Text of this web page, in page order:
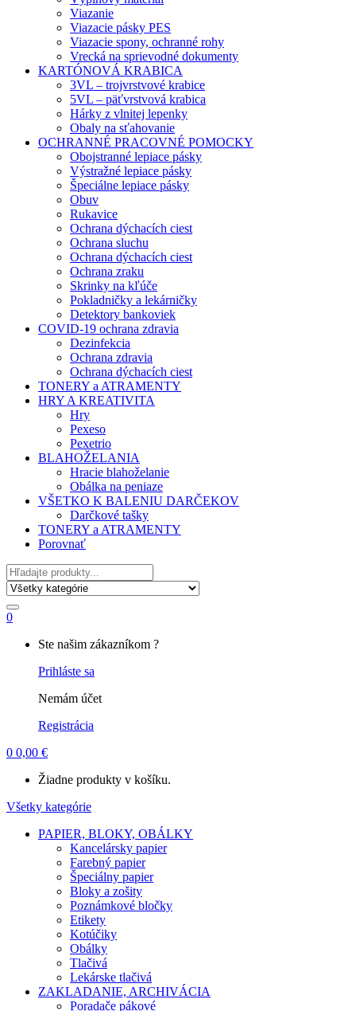
Viazanie
Viazacie pásky PES
Viazacie spony, ochranné rohy
Vrecká na sprievodné dokumenty
KARTÓNOVÁ KRABICA
3VL – trojvrstvové krabice
5VL – päťvrstvová krabica
Hárky z vlnitej lepenky
Obaly na sťahovanie
OCHRANNÉ PRACOVNÉ POMOCKY
Obojstranné lepiace pásky
Výstražné lepiace pásky
Špeciálne lepiace pásky
Obuv
Rukavice
Ochrana dýchacích ciest
Ochrana sluchu
Ochrana dýchacích ciest
Ochrana zraku
Skrinky na kľúče
Pokladničky a lekárničky
Detektory bankoviek
COVID-19 ochrana zdravia
Dezinfekcia
Ochrana zdravia
Ochrana dýchacích ciest
TONERY a ATRAMENTY
HRY A KREATIVITA
Hry
Pexeso
Pexetrio
BLAHOŽELANIA
Hracie blahoželanie
Obálka na peniaze
VŠETKO K BALENIU DARČEKOV
Darčkové tašky
TONERY a ATRAMENTY
Porovnať
Hľadať
0
Ste našim zákazníkom ?
Prihláste sa
Nemám účet
Registrácia
0 0,00 €
Žiadne produkty v košíku.
Všetky kategórie
PAPIER, BLOKY, OBÁLKY
Kancelársky papier
Farebný papier
Špeciálny papier
Bloky a zošity
Poznámkové bločky
Etikety
Kotúčiky
Obálky
Tlačivá
Lekárske tlačivá
ZAKLADANIE, ARCHIVÁCIA
Poradače pákové